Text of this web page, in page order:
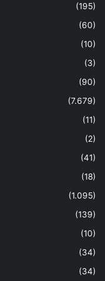
(195)
(60)
(10)
(3)
(90)
(7.679)
(11)
(2)
(41)
(18)
(1.095)
(139)
(10)
(34)
(34)